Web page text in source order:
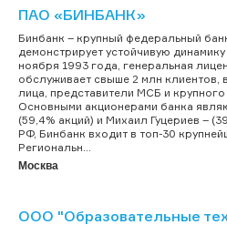
ПАО «БИНБАНК»
Бинбанк – крупный федеральный
демонстрирует устойчивую
ноября 1993 года, генеральная
обслуживает свыше 2 млн клиентов,
лица, представители МСБ и
Основными акционерами банка
(59,4% акций) и Михаил Гуцериев –
РФ, Бинбанк входит в топ-30
Региональн...
Москва
ООО "Образовательные